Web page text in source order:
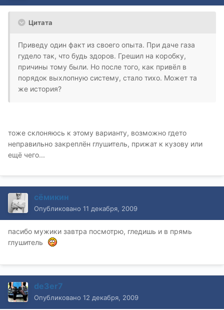
Цитата
Приведу один факт из своего опыта. При даче газа
гудело так, что будь здоров. Грешил на коробку,
причины тому были. Но после того, как привёл в
порядок выхлопную систему, стало тихо. Может та
же история?
тоже склоняюсь к этому варианту, возможно гдето
неправильно закреплён глушитель, прижат к кузову или
ещё чего...
сёмикин
Опубликовано 11 декабря, 2009
пасибо мужики завтра посмотрю, гледишь и в прямь
глушитель
de3er7
Опубликовано 12 декабря, 2009